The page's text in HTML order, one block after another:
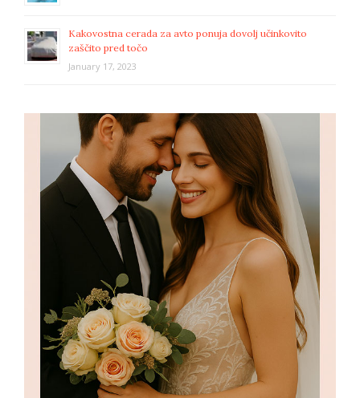
Kakovostna cerada za avto ponuja dovolj učinkovito
zaščito pred točo
January 17, 2023